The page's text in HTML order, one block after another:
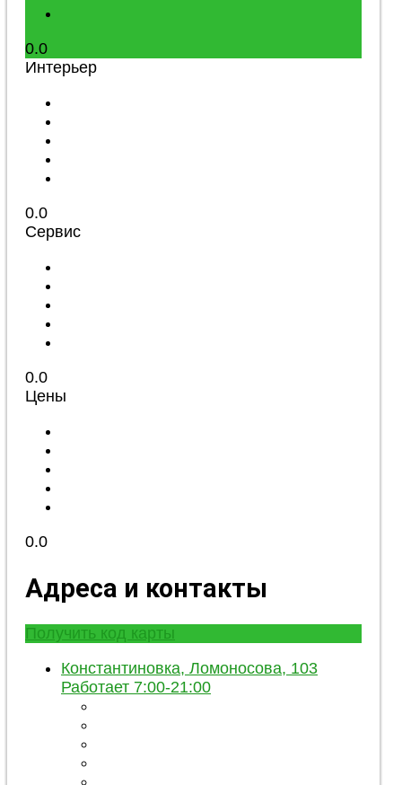
0.0
Интерьер
0.0
Сервис
0.0
Цены
0.0
Адреса и контакты
Получить код карты
Константиновка, Ломоносова, 103
Работает 7:00-21:00